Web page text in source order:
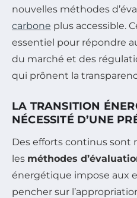
nouvelles méthodes
carbone plus accessible.
essentiel pour répondre
du marché et des
qui prônent la
LA TRANSITION
NÉCESSITÉ D’UNE
Des efforts continus sont
les méthodes
énergétique impose aux
pencher sur